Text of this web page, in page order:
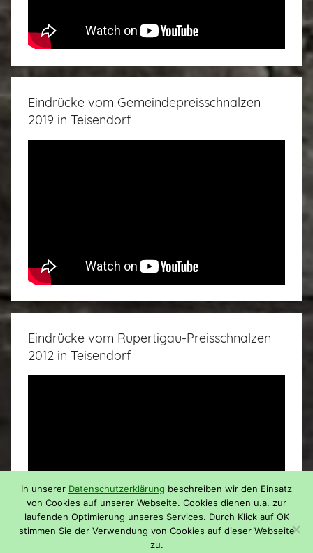
Eindrücke vom Gemeindepreisschnalzen
2019 in Teisendorf
Eindrücke vom Rupertigau-Preisschnalzen
2012 in Teisendorf
In unserer Datenschutzerklärung beschreiben wir den Einsatz
von Cookies auf unserer Webseite. Cookies dienen u.a. zur
laufenden Optimierung unseres Services. Durch Klick auf OK
stimmen Sie der Verwendung von Cookies auf dieser Webseite
zu.